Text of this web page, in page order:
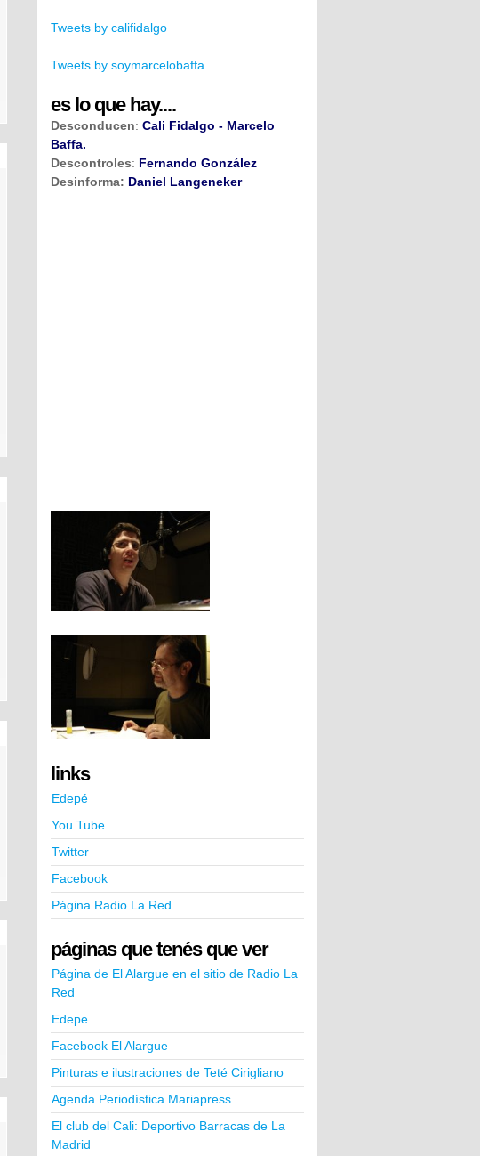
Tweets by califidalgo
Tweets by soymarcelobaffa
es lo que hay....
Desconducen: Cali Fidalgo - Marcelo
Baffa.
Descontroles: Fernando González
Desinforma: Daniel Langeneker
links
Edepé
You Tube
Twitter
Facebook
Página Radio La Red
páginas que tenés que ver
Página de El Alargue en el sitio de Radio La
Red
Edepe
Facebook El Alargue
Pinturas e ilustraciones de Teté Cirigliano
Agenda Periodística Mariapress
El club del Cali: Deportivo Barracas de La
Madrid